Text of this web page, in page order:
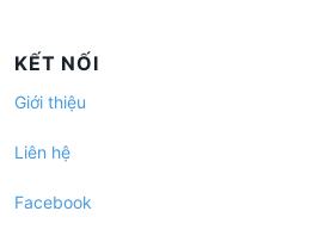
KẾT NỐI
Giới thiệu
Liên hệ
Facebook